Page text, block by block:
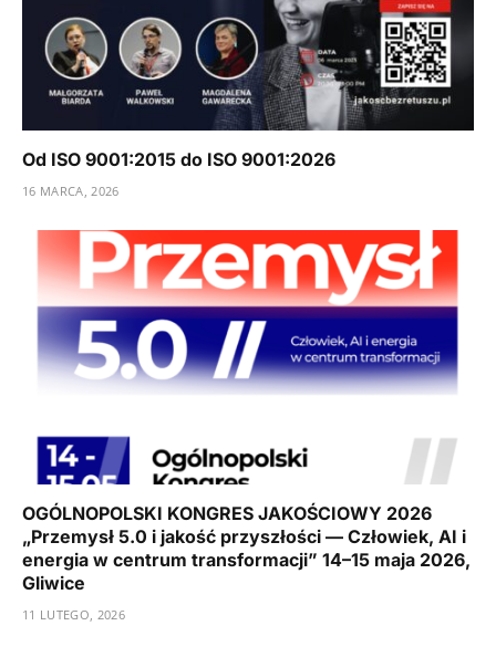
Od ISO 9001:2015 do ISO 9001:2026
16 MARCA, 2026
OGÓLNOPOLSKI KONGRES JAKOŚCIOWY 2026
„Przemysł 5.0 i jakość przyszłości — Człowiek, AI i
energia w centrum transformacji” 14–15 maja 2026,
Gliwice
11 LUTEGO, 2026